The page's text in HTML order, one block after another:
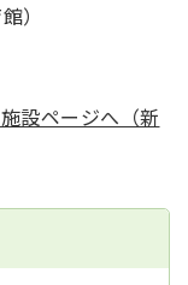
）
設ページへ（新